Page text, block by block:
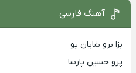
آهنگ فارسی
بزا برو شایان یو
پرو حسین پارسا